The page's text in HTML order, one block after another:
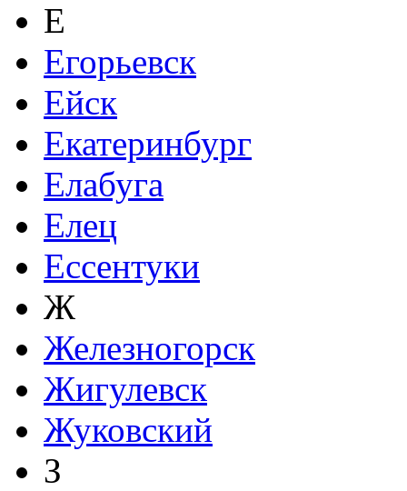
Е
Егорьевск
Ейск
Екатеринбург
Елабуга
Елец
Ессентуки
Ж
Железногорск
Жигулевск
Жуковский
З